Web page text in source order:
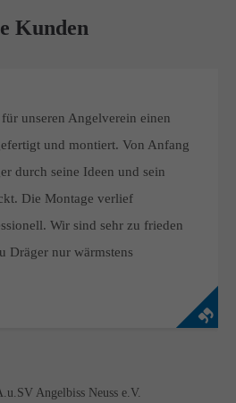
dolor. Aenean massa. Cum
et magnis dis parturient montes,
Kunden
unseren Angelverein einen
und montiert. Von Anfang
durch seine Ideen und sein
Die Montage verlief
Wir sind sehr zu frieden
Dräger nur wärmstens
Angelbiss Neuss e.V.